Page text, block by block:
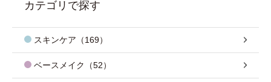
カテゴリで探す
スキンケア（169）
ベースメイク（52）